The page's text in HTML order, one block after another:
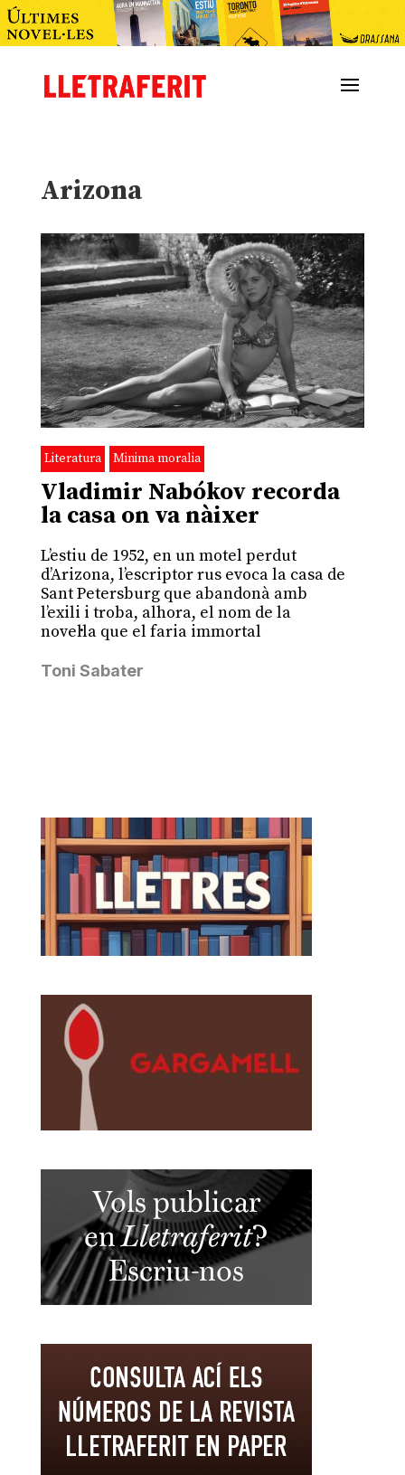
Arizona
Literatura Minima moralia
Vladimir Nabókov recorda
la casa on va nàixer
L’estiu de 1952, en un motel perdut
d’Arizona, l’escriptor rus evoca la casa de
Sant Petersburg que abandonà amb
l’exili i troba, alhora, el nom de la
novel·la que el faria immortal
Toni Sabater